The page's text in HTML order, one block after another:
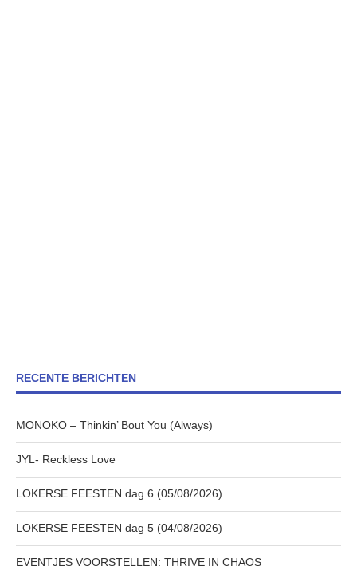
RECENTE BERICHTEN
MONOKO – Thinkin’ Bout You (Always)
JYL- Reckless Love
LOKERSE FEESTEN dag 6 (05/08/2026)
LOKERSE FEESTEN dag 5 (04/08/2026)
EVENTJES VOORSTELLEN: THRIVE IN CHAOS